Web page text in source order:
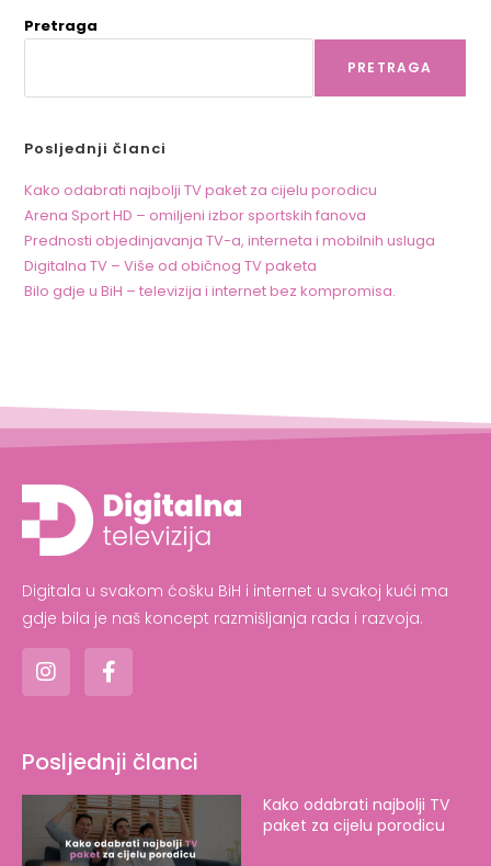
Pretraga
PRETRAGA
Posljednji članci
Kako odabrati najbolji TV paket za cijelu porodicu
Arena Sport HD – omiljeni izbor sportskih fanova
Prednosti objedinjavanja TV-a, interneta i mobilnih usluga
Digitalna TV – Više od običnog TV paketa
Bilo gdje u BiH – televizija i internet bez kompromisa.
Digitala u svakom ćošku BiH i internet u svakoj kući ma
gdje bila je naš koncept razmišljanja rada i razvoja.
Posljednji članci
Kako odabrati najbolji TV
paket za cijelu porodicu